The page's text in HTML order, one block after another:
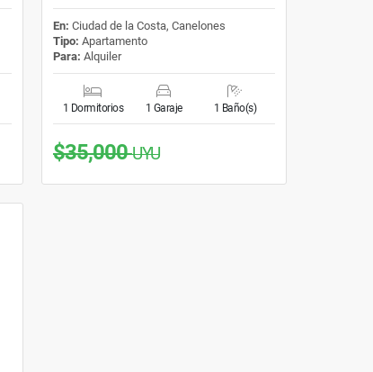
En: Ciudad de la Costa, Canelones
Tipo: Apartamento
Para: Alquiler
1 Dormitorios 1 Garaje 1 Baño(s)
$35,000UYU